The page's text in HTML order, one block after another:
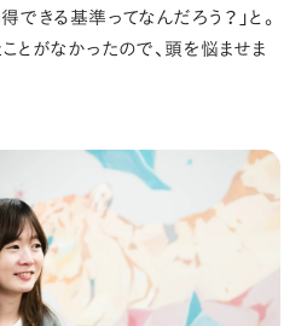
できる基準ってなんだろう？」と。
とがなかったので、頭を悩ませま